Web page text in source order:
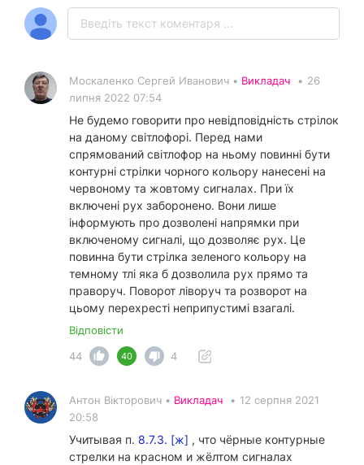
Москаленко Сергей Иванович • Викладач • 26
липня 2022 07:54
Не будемо говорити про невідповідність стрілок
на даному світлофорі. Перед нами
спрямований світлофор на ньому повинні бути
контурні стрілки чорного кольору нанесені на
червоному та жовтому сигналах. При їх
включені рух заборонено. Вони лише
інформують про дозволені напрямки при
включеному сигналі, що дозволяє рух. Це
повинна бути стрілка зеленого кольору на
темному тлі яка б дозволила рух прямо та
праворуч. Поворот ліворуч та розворот на
цьому перехресті неприпустимі взагалі.
Відповісти
44
40 4
Антон Вікторович • Викладач • 12 серпня 2021
20:58
Учитывая п. 8.7.3. [ж] , что чёрные контурные
стрелки на красном и жёлтом сигналах